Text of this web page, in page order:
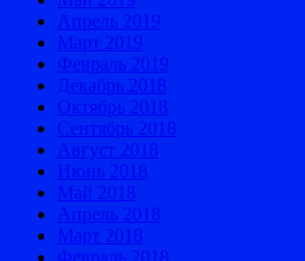
Апрель 2019
Март 2019
Февраль 2019
Декабрь 2018
Октябрь 2018
Сентябрь 2018
Август 2018
Июнь 2018
Май 2018
Апрель 2018
Март 2018
Февраль 2018